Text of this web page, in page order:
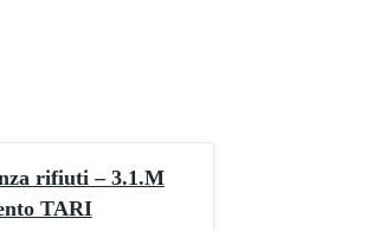
rifiuti – 3.1.M
TARI